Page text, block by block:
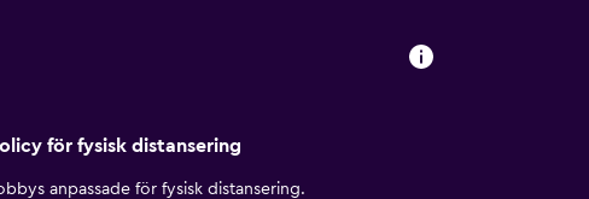
för fysisk distansering
anpassade för fysisk distansering.